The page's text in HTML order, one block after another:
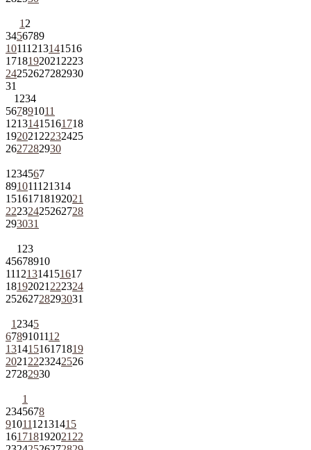
1 2
3456789
10111213141516
1718192021 2223
24252627282930
31
1 234
567891011
12131415161718
192021 22232425
2627282930
1 234567
891011121314
15161718192021
22232425262728
293031
1 23
45678910
11121314151617
18192021 222324
25262728293031
1 2345
6789101112
13141516171819
2021 2223242526
27282930
1
2345678
9101112131415
161718192021 22